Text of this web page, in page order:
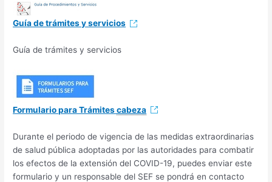
Guía de trámites y servicios
Guía de trámites y servicios
Formulario para Trámitescabeza
Durante el periodo de vigencia de las medidas extraordinarias
de salud pública adoptadas por las autoridades para combatir
los efectos de la extensión del COVID-19, puedes enviar este
formulario y un responsable del SEF se pondrá en contacto